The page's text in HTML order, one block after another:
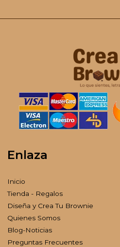
Enlaza
Inicio
Tienda - Regalos
Diseña y Crea Tu Brownie
Quienes Somos
Blog-Noticias
Preguntas Frecuentes